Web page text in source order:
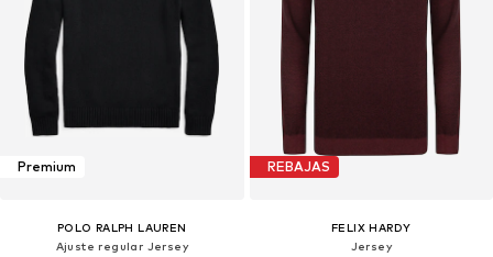
Premium
POLO RALPH LAUREN
Ajuste regular Jersey
REBAJAS
FELIX HARDY
Jersey